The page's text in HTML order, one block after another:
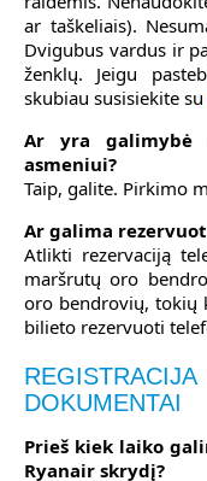
ar taškeliais).
Dvigubus vardus ir
ženklų. Jeigu
skubiau susisiekite su
Ar yra galimybė
asmeniui?
Taip, galite. Pirkimo
Ar galima
Atlikti rezervaciją
maršrutų oro
oro bendrovių, tokių
bilieto rezervuoti
DOKUMENTAI
Prieš kiek laiko
Ryanair skrydį?